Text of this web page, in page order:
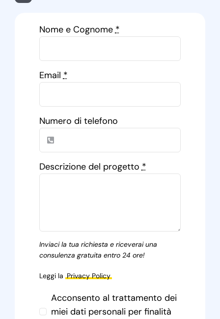
Nome e Cognome*
Email*
Numero di telefono
Descrizione del progetto*
Inviaci la tua richiesta e riceverai una
consulenza gratuita entro 24 ore!
Leggi la Privacy Policy
Acconsento al trattamento dei
miei dati personali per finalità